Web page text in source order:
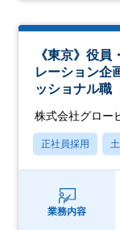
《東京》役
レーション企
ッショナル職
株式会社グロー
正社員採用
業務内容